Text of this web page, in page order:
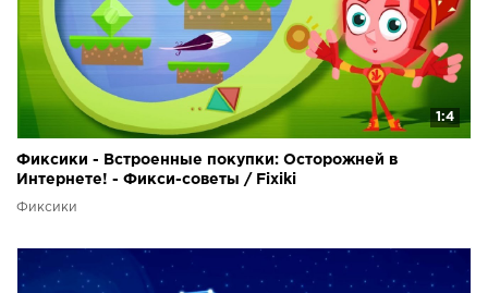
1:4
Фиксики - Встроенные покупки: Осторожней в
Интернете! - Фикси-советы / Fixiki
Фиксики